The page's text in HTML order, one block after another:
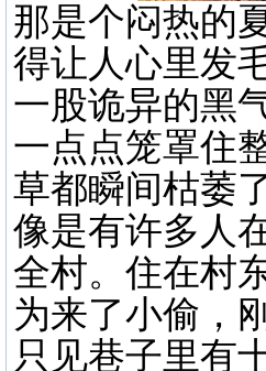
那是个闷热的
得让人心里发
一股诡异的黑
一点点笼罩住
草都瞬间枯萎
像是有许多人
全村。住在村
为来了小偷，
只见巷子里有